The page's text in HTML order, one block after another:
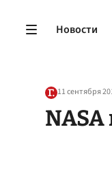
Новости
11 сентября